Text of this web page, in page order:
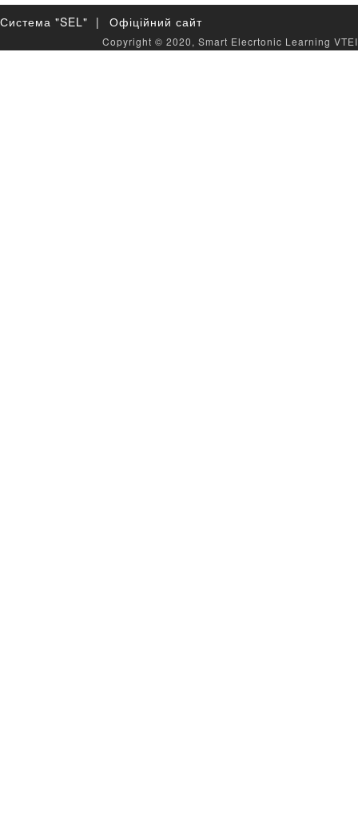
Система "SEL" | Офіційний сайт
Copyright © 2020, Smart Elecrtonic Learning VTEI